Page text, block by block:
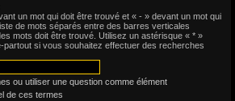
un mot qui doit être trouvé et « - » devant un mot qui
de mots séparés entre des barres verticales
mots doit être trouvé. Utilisez un astérisque « * »
si vous souhaitez effectuer des recherches
ou utiliser une question comme élément
de ces termes